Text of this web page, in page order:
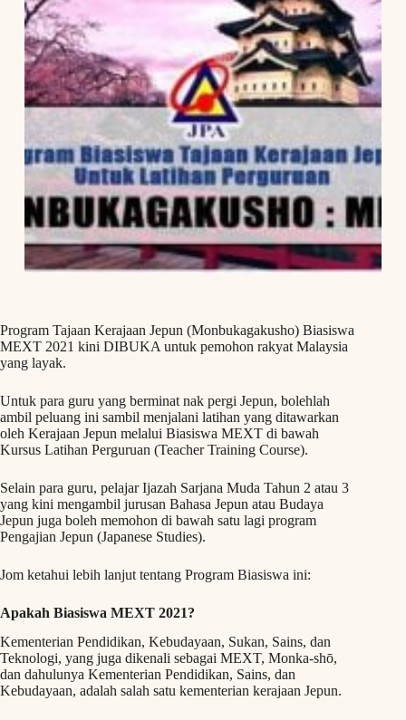
Program Tajaan Kerajaan Jepun (Monbukagakusho) Biasiswa
MEXT 2021 kini DIBUKA untuk pemohon rakyat Malaysia
yang layak.
Untuk para guru yang berminat nak pergi Jepun, bolehlah
ambil peluang ini sambil menjalani latihan yang ditawarkan
oleh Kerajaan Jepun melalui Biasiswa MEXT di bawah
Kursus Latihan Perguruan (Teacher Training Course).
Selain para guru, pelajar Ijazah Sarjana Muda Tahun 2 atau 3
yang kini mengambil jurusan Bahasa Jepun atau Budaya
Jepun juga boleh memohon di bawah satu lagi program
Pengajian Jepun (Japanese Studies).
Jom ketahui lebih lanjut tentang Program Biasiswa ini:
Apakah Biasiswa MEXT 2021?
Kementerian Pendidikan, Kebudayaan, Sukan, Sains, dan
Teknologi, yang juga dikenali sebagai MEXT, Monka-shō,
dan dahulunya Kementerian Pendidikan, Sains, dan
Kebudayaan, adalah salah satu kementerian kerajaan Jepun.